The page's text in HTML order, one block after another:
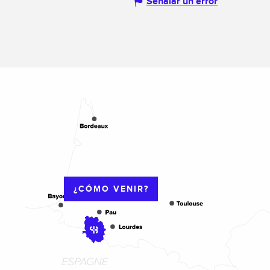
¿CÓMO VENIR?